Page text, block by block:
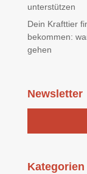
unterstützen
Dein Krafttier
bekommen:
gehen
Newsletter
Kategorien